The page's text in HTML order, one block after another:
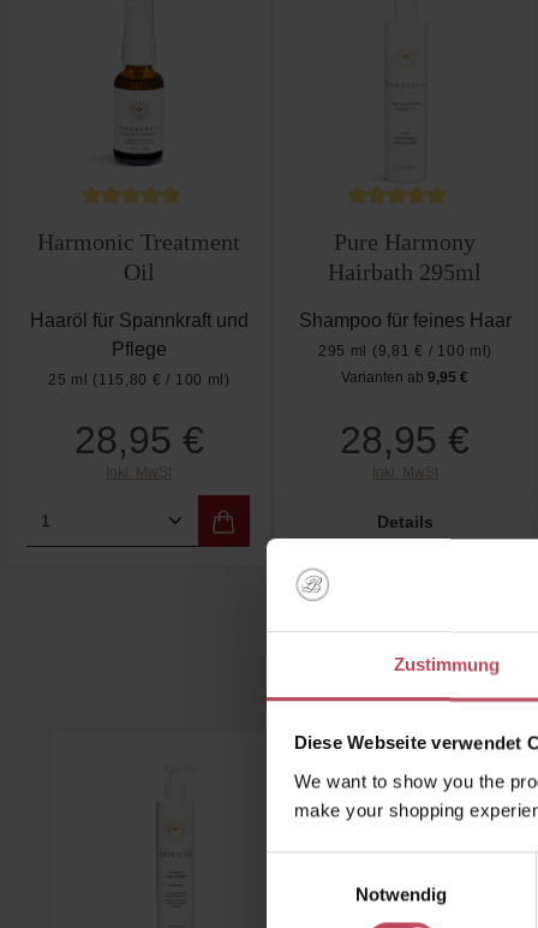
Zustimmung
Diese Webseite verwendet
We want to show you the
make your shopping
Notwendig
Harmonic Treatment
Oil
Haaröl für Spannkraft und
Pflege
25 ml (115,80 € / 100 ml)
Regulärer Preis:
28,95 €
Inkl. MwSt
Produkt Anzahl: Gib den
Pure Harmony
Hairbath 295ml
Shampoo für feines Haar
295 ml (9,81 € / 100 ml)
Varianten ab 9,95 €
28,95 €
Inkl. MwSt
Details
Kunden
-15 %